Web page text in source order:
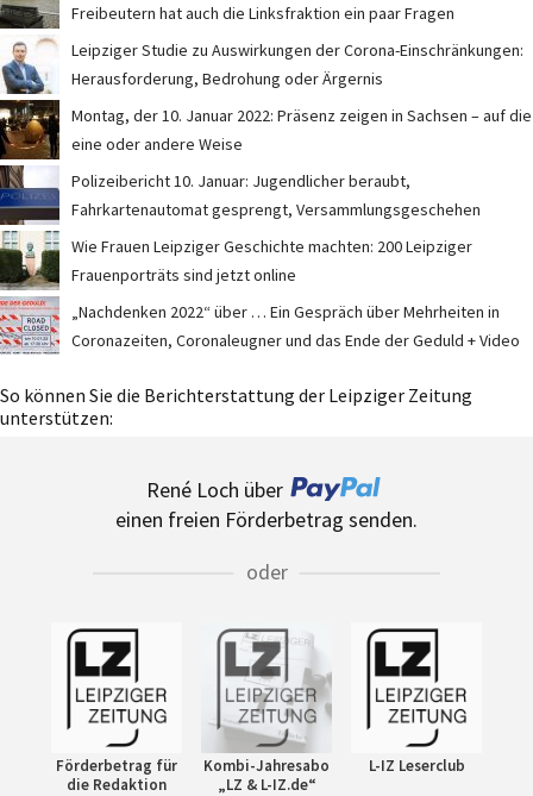
Freibeutern hat auch die Linksfraktion ein paar Fragen
Leipziger Studie zu Auswirkungen der Corona-Einschränkungen:
Herausforderung, Bedrohung oder Ärgernis
Montag, der 10. Januar 2022: Präsenz zeigen in Sachsen – auf die
eine oder andere Weise
Polizeibericht 10. Januar: Jugendlicher beraubt,
Fahrkartenautomat gesprengt, Versammlungsgeschehen
Wie Frauen Leipziger Geschichte machten: 200 Leipziger
Frauenporträts sind jetzt online
„Nachdenken 2022“ über … Ein Gespräch über Mehrheiten in
Coronazeiten, Coronaleugner und das Ende der Geduld + Video
So können Sie die Berichterstattung der Leipziger Zeitung
unterstützen:
René Loch über
einen freien Förderbetrag senden.
oder
Förderbetrag für
die Redaktion
Kombi-Jahresabo
„LZ & L-IZ.de“
L-IZ Leserclub